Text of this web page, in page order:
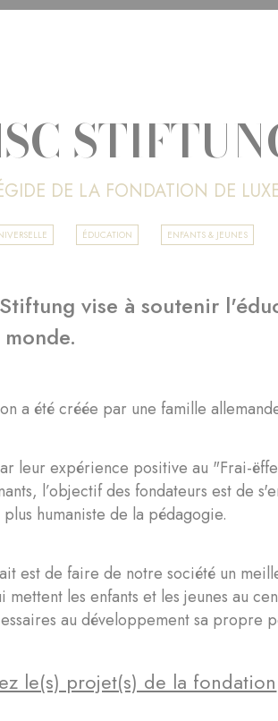
DE LA FONDATION DE
ÉDUCATION ENFANTS & JEUNES
vise à soutenir
a été créée par une famille
leur expérience positive au "Frai-
l’objectif des fondateurs est de
humaniste de la pédagogie.
est de faire de notre société un
mettent les enfants et les jeunes au
au développement sa propre
le(s) projet(s) de la fondation